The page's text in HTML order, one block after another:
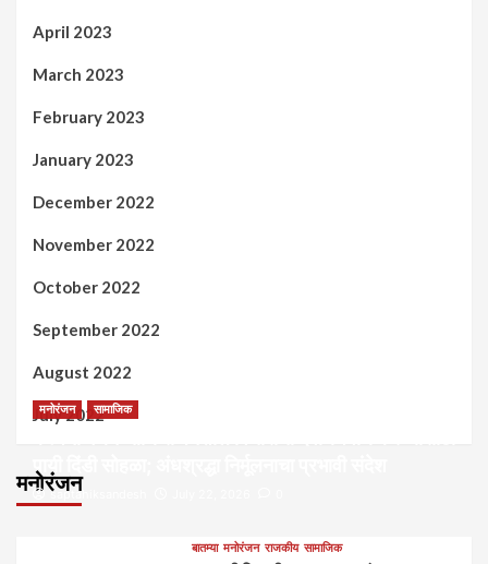
April 2023
March 2023
February 2023
January 2023
December 2022
November 2022
October 2022
September 2022
August 2022
July 2022
मनोरंजन
मनोरंजन सामाजिक
पायी दिंडी सोहळा; अंधश्रद्धा निर्मूलनाचा प्रभावी संदेश
saptahiksandesh
बातम्या मनोरंजन राजकीय सामाजिक